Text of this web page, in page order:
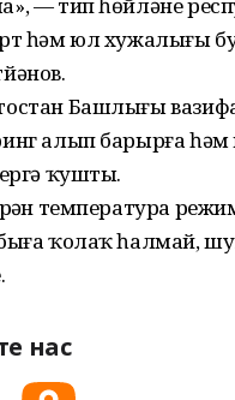
һәм юл хужалығы
Башлығы
алып барырға һәм
ҡушты.
температура
ҡолаҡ һалмай,
нас